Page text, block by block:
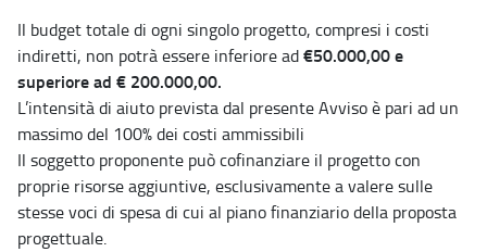
Il budget totale di ogni singolo progetto, compresi i costi
indiretti, non potrà essere inferiore ad€50.000,00 e
superiore ad € 200.000,00.
L’intensità di aiuto prevista dal presente Avviso è pari ad un
massimo del 100% dei costi ammissibili
Il soggetto proponente può cofinanziare il progetto con
proprie risorse aggiuntive, esclusivamente a valere sulle
stesse voci di spesa di cui al piano finanziario della proposta
progettuale.